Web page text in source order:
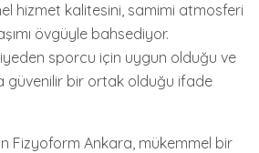
hizmet kalitesini, samimi atmosferi
övgüyle bahsediyor.
sporcu için uygun olduğu ve
güvenilir bir ortak olduğu ifade
Fizyoform Ankara, mükemmel bir